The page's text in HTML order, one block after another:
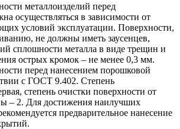
металлоизделий перед
осуществляться в зависимости от
условий эксплуатации. Поверхности,
не должны иметь заусенцев,
сплошности металла в виде трещин и
острых кромок – не менее 0,3 мм.
перед нанесением порошковой
с ГОСТ 9.402. Степень
степень очистки поверхности от
– 2. Для достижения наилучших
предварительное нанесение